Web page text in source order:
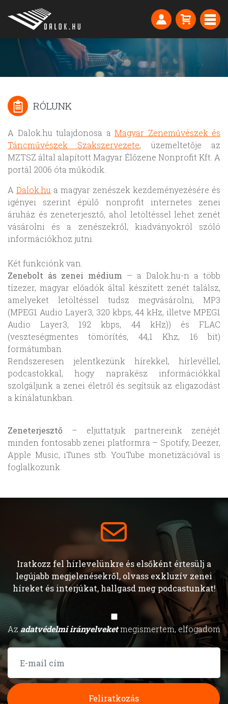
RÓLUNK
A Dalok.hu tulajdonosa a Magyar Zeneművészek és
Táncművészek Szakszervezete, üzemeltetője az
MZTSZ által alapított Magyar Élőzene Nonprofit Kft. A
portál 2006 óta működik.
A Dalok.hu a magyar zenészek kezdeményezésére és
igényei szerint épülő nonprofit internetes zenei
áruház és zeneterjesztő, ahol letöltéssel lehet zenét
vásárolni és a zenészekről, kiadványokról szóló
információkhoz jutni.
Két funkciónk van.
Zenebolt ás zenei médium – a Dalok.hu-n a több
tízezer, magyar előadók által készített zenét találsz,
amelyeket letöltéssel tudsz megvásárolni, MP3
(MPEG1 Audio Layer3, 320 kbps, 44 kHz, illetve MPEG1
Audio Layer3, 192 kbps, 44 kHz)) és FLAC
(veszteségmentes tömörítés, 44,1 Khz, 16 bit)
formátumban.
Rendszeresen jelentkezünk hírekkel, hírlevéllel,
podcastokkal, hogy naprakész információkkal
szolgáljunk a zenei életről és segítsük az eligazodást
a kínálatunkban.
Zeneterjesztő – eljuttatjuk partnereink zenéjét
minden fontosabb zenei platformra – Spotify, Deezer,
Apple Music, iTunes stb. YouTube monetizációval is
foglalkozunk.
Iratkozz fel hírlevelünkre és elsőként értesülj a
legújabb megjelenésekről, olvass exkluzív zenei
híreket és interjúkat, hallgasd meg podcastunkat!
Azadatvédelmi irányelveketmegismertem, elfogadom
Feliratkozás